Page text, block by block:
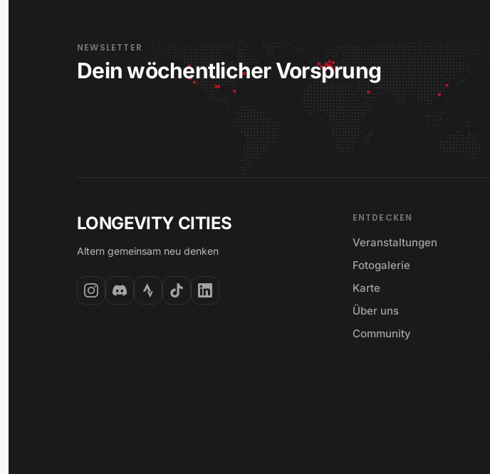
NEWSLETTER
Dein wöchentlicher Vorsprung
LONGEVITY CITIES
Altern gemeinsam neu denken
ENTDECKEN
Veranstaltungen
Fotogalerie
Karte
Über uns
Community